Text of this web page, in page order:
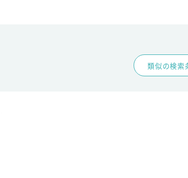
類似の検索